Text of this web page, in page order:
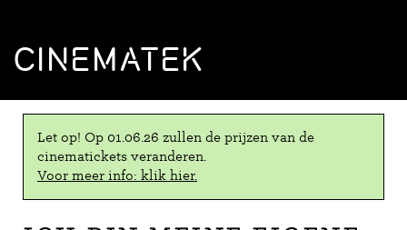
CINEMATEK
Let op! Op 01.06.26 zullen de prijzen van de
cinematickets veranderen.
Voor meer info: klik hier.